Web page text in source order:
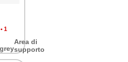
• 1
Area di
supporto